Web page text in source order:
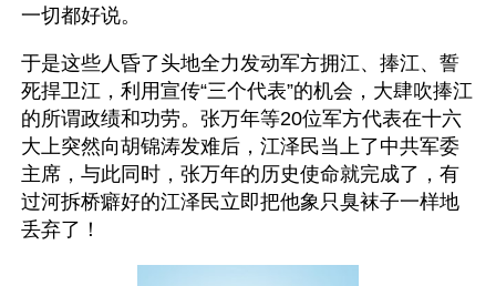
一切都好说。
于是这些人昏了头地全力发动军方拥江、捧江、誓
死捍卫江，利用宣传“三个代表”的机会，大肆吹捧江
的所谓政绩和功劳。张万年等20位军方代表在十六
大上突然向胡锦涛发难后，江泽民当上了中共军委
主席，与此同时，张万年的历史使命就完成了，有
过河拆桥癖好的江泽民立即把他象只臭袜子一样地
丢弃了！